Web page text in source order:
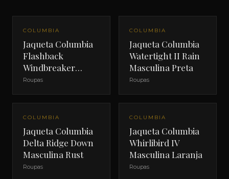
OFERTA
COLUMBIA
Jaqueta Columbia
Flashback
Windbreaker
Masculina
Roupas
OFERTA
COLUMBIA
Jaqueta Columbia
Watertight II Rain
Masculina Preta
Roupas
OFERTA
COLUMBIA
Jaqueta Columbia
Delta Ridge Down
Masculina Rust
Roupas
OFERTA
COLUMBIA
Jaqueta Columbia
Whirlibird IV
Masculina Laranja
Roupas